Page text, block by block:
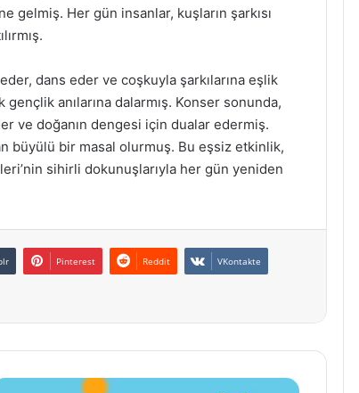
gelmiş. Her gün insanlar, kuşların şarkısı
dans eder ve coşkuyla şarkılarına eşlik
anılarına dalarmış. Konser sonunda,
ve doğanın dengesi için dualar edermiş.
büyülü bir masal olurmuş. Bu eşsiz etkinlik,
sihirli dokunuşlarıyla her gün yeniden
Pinterest Reddit VKontakte